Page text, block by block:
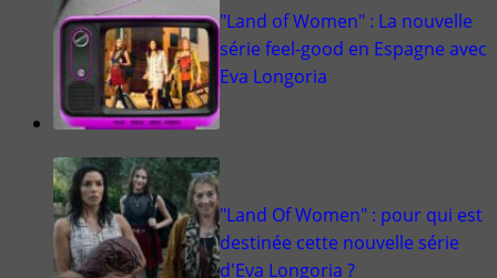
"Land of Women" : La nouvelle
série feel-good en Espagne avec
Eva Longoria
"Land Of Women" : pour qui est
destinée cette nouvelle série
d'Eva Longoria ?